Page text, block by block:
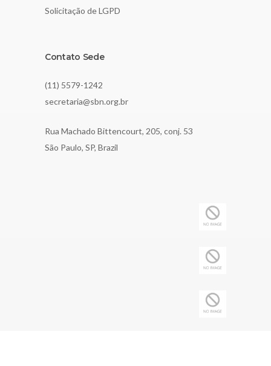
Solicitação de LGPD
Contato Sede
(11) 5579-1242
secretaria@sbn.org.br
Rua Machado Bittencourt, 205, conj. 53
São Paulo, SP, Brazil